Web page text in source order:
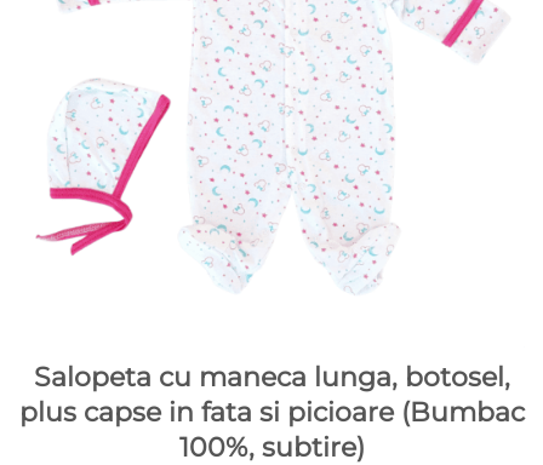
Salopeta cu maneca lunga, botosel,
plus capse in fata si picioare (Bumbac
100%, subtire)